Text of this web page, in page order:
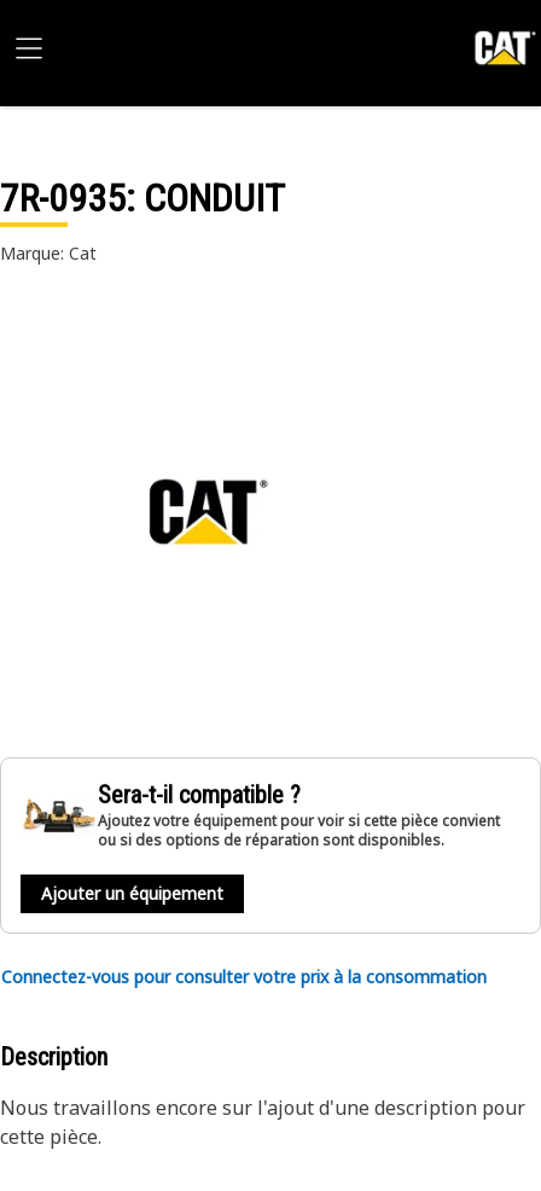
7R-0935: CONDUIT
Marque: Cat
Sera-t-il compatible ?
Ajoutez votre équipement pour voir si cette pièce convient
ou si des options de réparation sont disponibles.
Ajouter un équipement
Connectez-vous pour consulter votre prix à la consommation
Description
Nous travaillons encore sur l'ajout d'une description pour
cette pièce.